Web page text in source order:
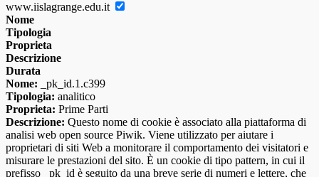
www.iislagrange.edu.it
Nome
Tipologia
Proprieta
Descrizione
Durata
Nome: _pk_id.1.c399
Tipologia: analitico
Proprieta: Prime Parti
Descrizione: Questo nome di cookie è associato alla piattaforma di
analisi web open source Piwik. Viene utilizzato per aiutare i
proprietari di siti Web a monitorare il comportamento dei visitatori e
misurare le prestazioni del sito. È un cookie di tipo pattern, in cui il
prefisso _pk_id è seguito da una breve serie di numeri e lettere, che